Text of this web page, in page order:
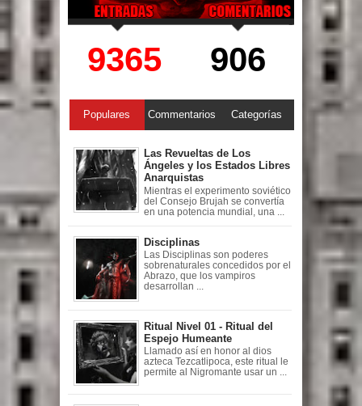
9365 906
Populares Commentarios Categorías
Las Revueltas de Los
Ángeles y los Estados Libres
Anarquistas
Mientras el experimento soviético
del Consejo Brujah se convertía
en una potencia mundial, una ...
Disciplinas
Las Disciplinas son poderes
sobrenaturales concedidos por el
Abrazo, que los vampiros
desarrollan ...
Ritual Nivel 01 - Ritual del
Espejo Humeante
Llamado así en honor al dios
azteca Tezcatlipoca, este ritual le
permite al Nigromante usar un ...